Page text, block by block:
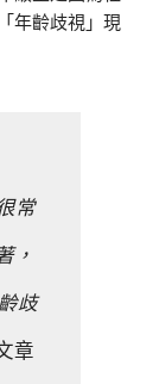
年齡歧視」現
常
，
歧
章